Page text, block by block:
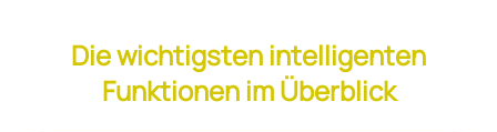
Die wichtigsten intelligenten
Funktionen im Überblick